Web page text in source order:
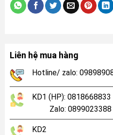
Liên hệ mua hàng
Hotline/ zalo:
KD1 (HP): 0818668833
Zalo: 0899023388
KD2